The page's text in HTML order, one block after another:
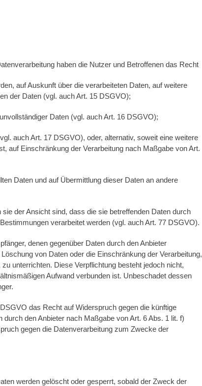
haben die Nutzer und Betroffenen das Recht
auf Auskunft über die verarbeiteten Daten, auf weitere
der Daten (vgl. auch Art. 15 DSGVO);
Daten (vgl. auch Art. 16 DSGVO);
auch Art. 17 DSGVO), oder, alternativ, soweit eine weitere
auf Einschränkung der Verarbeitung nach Maßgabe von Art.
Daten und auf Übermittlung dieser Daten an andere
der Ansicht sind, dass die sie betreffenden Daten durch
verarbeitet werden (vgl. auch Art. 77 DSGVO).
denen gegenüber Daten durch den Anbieter
von Daten oder die Einschränkung der Verarbeitung,
unterrichten. Diese Verpflichtung besteht jedoch nicht,
Aufwand verbunden ist. Unbeschadet dessen
das Recht auf Widerspruch gegen die künftige
den Anbieter nach Maßgabe von Art. 6 Abs. 1 lit. f)
gegen die Datenverarbeitung zum Zwecke der
werden gelöscht oder gesperrt, sobald der Zweck der